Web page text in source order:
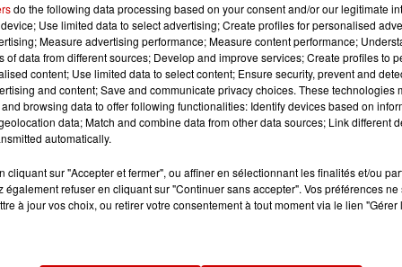
dépôt de cookies que vous avez exprimé. Si vous
accord en cliquant sur le bouton ci-dessous.
do the following data processing based on your consent and/or our legitimate
Use limited data to select advertising; Create profiles for personalised
Measure advertising performance; Measure content performance;
of data from different sources; Develop and improve services; Create profiles to
content; Use limited data to select content; Ensure security, prevent and
and content; Save and communicate privacy choices. These technologies
browsing data to offer following functionalities: Identify devices based on
data; Match and combine data from other data sources; Link different
automatically.
cliquant sur "Accepter et fermer", ou affiner en sélectionnant les finalités et/ou
également refuser en cliquant sur "Continuer sans accepter". Vos préférences
à jour vos choix, ou retirer votre consentement à tout moment via le lien